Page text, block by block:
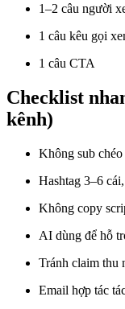
1–2 câu người
1 câu kêu gọi
1 câu CTA
Checklist
kênh)
Không sub
Hashtag 3–6
Không copy
AI dùng để hỗ
Tránh claim thu
Email hợp tác